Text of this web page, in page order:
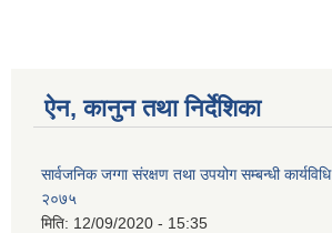
ऐन, कानुन तथा निर्देशिका
सार्वजनिक जग्गा संरक्षण तथा उपयोग सम्बन्धी कार्यविधि
२०७५
मिति: 12/09/2020 - 15:35